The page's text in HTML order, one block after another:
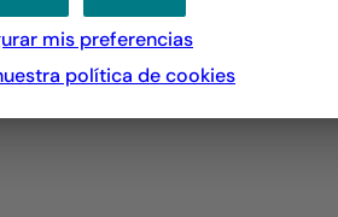
mis preferencias
política decookies